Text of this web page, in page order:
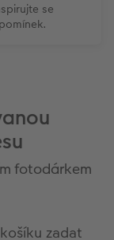
se
fotodárkem
zadat